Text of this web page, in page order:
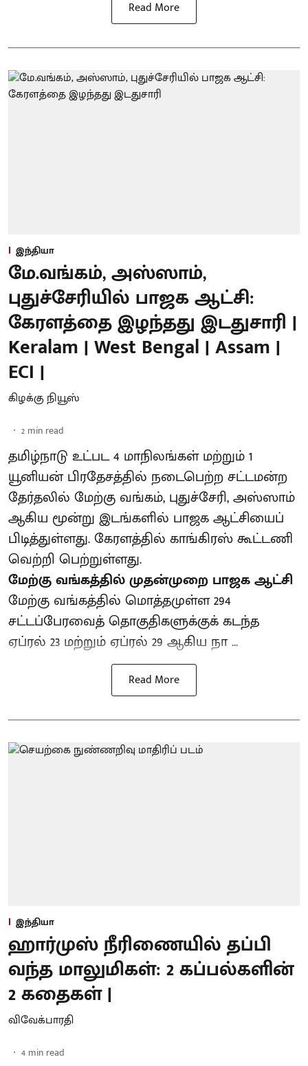
Read More
இந்தியா
மே.வங்கம், அஸ்ஸாம்,
புதுச்சேரியில் பாஜக ஆட்சி:
கேரளத்தை இழந்தது இடதுசாரி |
Keralam | West Bengal | Assam |
ECI |
கிழக்கு நியூஸ்
2 min read
தமிழ்நாடு உட்பட 4 மாநிலங்கள் மற்றும் 1
யூனியன் பிரதேசத்தில் நடைபெற்ற சட்டமன்ற
தேர்தலில் மேற்கு வங்கம், புதுச்சேரி, அஸ்ஸாம்
ஆகிய மூன்று இடங்களில் பாஜக ஆட்சியைப்
பிடித்துள்ளது. கேரளத்தில் காங்கிரஸ் கூட்டணி
வெற்றி பெற்றுள்ளது.
மேற்கு வங்கத்தில் முதன்முறை பாஜக ஆட்சி
மேற்கு வங்கத்தில் மொத்தமுள்ள 294
சட்டப்பேரவைத் தொகுதிகளுக்குக் கடந்த
ஏப்ரல் 23 மற்றும் ஏப்ரல் 29 ஆகிய நா ...
Read More
இந்தியா
ஹார்முஸ் நீரிணையில் தப்பி
வந்த மாலுமிகள்: 2 கப்பல்களின்
2 கதைகள் |
விவேக்பாரதி
4 min read